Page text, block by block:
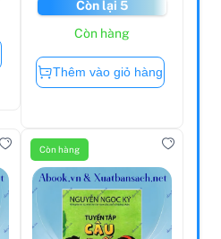
Còn lại 5
Còn hàng
Thêm vào giỏ hàng
Còn hàng